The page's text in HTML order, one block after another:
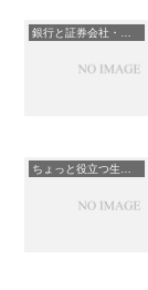
ちょっと役立つ生活の知恵